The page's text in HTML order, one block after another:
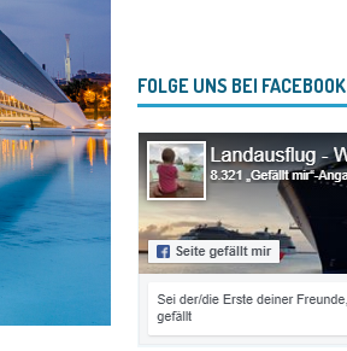
FOLGE UNS BEI FACEBOOK